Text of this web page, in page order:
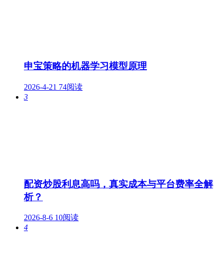
申宝策略的机器学习模型原理
2026-4-21 74阅读
3
配资炒股利息高吗，真实成本与平台费率全解
析？
2026-8-6 10阅读
4